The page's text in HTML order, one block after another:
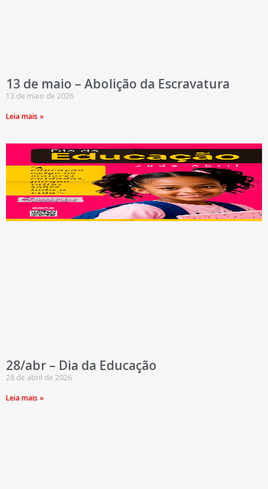
13 de maio – Abolição da Escravatura
13 de maio de 2026
Leia mais »
28/abr – Dia da Educação
28 de abril de 2026
Leia mais »